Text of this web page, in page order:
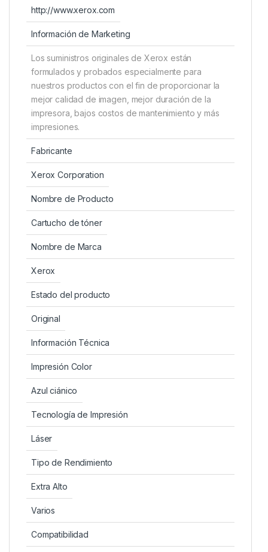
http://www.xerox.com
Información de Marketing
Los suministros originales de Xerox están
formulados y probados especialmente para
nuestros productos con el fin de proporcionar la
mejor calidad de imagen, mejor duración de la
impresora, bajos costos de mantenimiento y más
impresiones.
Fabricante
Xerox Corporation
Nombre de Producto
Cartucho de tóner
Nombre de Marca
Xerox
Estado del producto
Original
Información Técnica
Impresión Color
Azul ciánico
Tecnología de Impresión
Láser
Tipo de Rendimiento
Extra Alto
Varios
Compatibilidad